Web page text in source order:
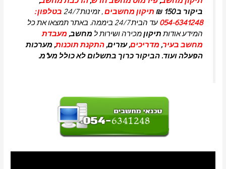
ביקור ב 150 ₪
תיקון מחשבים, זמינות 24/7
בטלפון :
054-6341248
עד הבית 24/7 ביממה. באתר תמצאו את כל
המידע אודות תיקוןמכירה ושירות ל מחשב, מעבדת
מחשב בעיר, מדריכים, עזרים,התקנת תוכנות, מערכות
הפעלה ועוד. הביקור כרוך בתשלום לא כולל מע"מ.